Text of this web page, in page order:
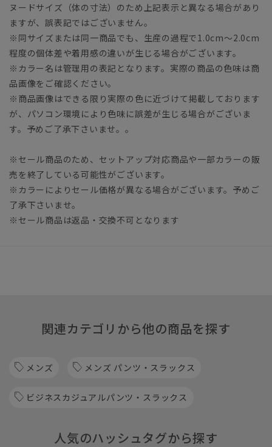
ヌードサイズ（体の寸法）のため上記表示と異なる場合があり
ますが、誤表記ではございません。
※同サイズまたは同一商品でも、生産の過程で1.0cm～2.0cm
程度の個体差や着用感の違いが生じる場合がございます。
※カラー名は管理用の表記となります。実際の商品の色味は商
品画像をご確認ください。
※商品画像はできる限り実際の色に近づけて掲載しております
が、パソコン環境により色味に誤差が生じる場合がございま
す。予めご了承下さいませ。。
※セール商品のため、セットアップ対応商品や一部カラーの販
売を終了している可能性がございます。
※カラーによりセール価格が異なる場合がございます。予めご
了承下さいませ。
※セール商品は返品・交換不可となります
関連カテゴリから他の商品を探す
メンズ メンズ パンツ・スラックス
ビジネスカジュアルパンツ・スラックス
人気のハッシュタグから探す